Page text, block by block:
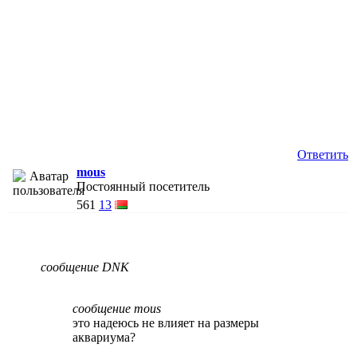
Ответить
mous
Постоянный посетитель
561 13
сообщение DNK
сообщение mous
это надеюсь не влияет на размеры
аквариума?